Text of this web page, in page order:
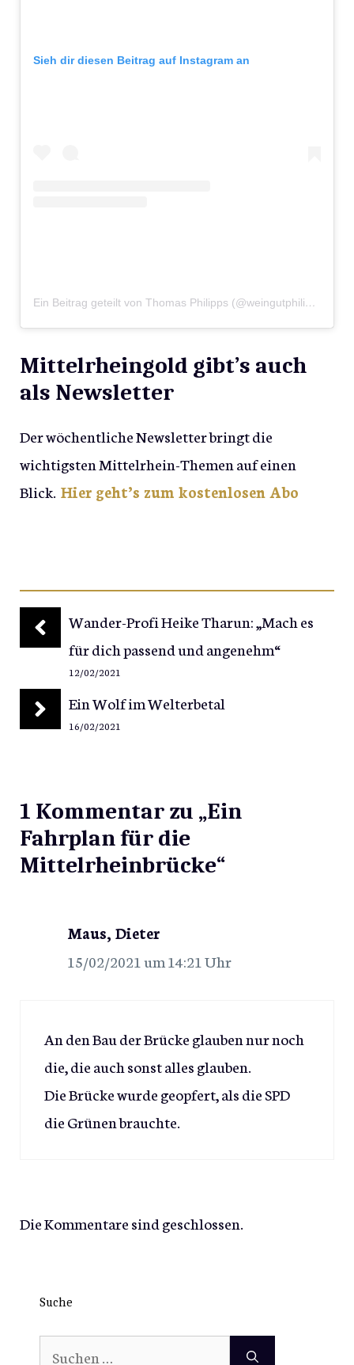
Sieh dir diesen Beitrag auf Instagram an
Ein Beitrag geteilt von Thomas Philipps (@weingutphilippsmuehle)
Mittelrheingold gibt’s auch
als Newsletter
Der wöchentliche Newsletter bringt die
wichtigsten Mittelrhein-Themen auf einen
Blick. Hier geht’s zum kostenlosen Abo
Wander-Profi Heike Tharun: „Mach es
für dich passend und angenehm“
12/02/2021
Ein Wolf im Welterbetal
16/02/2021
1 Kommentar zu „Ein
Fahrplan für die
Mittelrheinbrücke“
Maus, Dieter
15/02/2021 um 14:21 Uhr
An den Bau der Brücke glauben nur noch
die, die auch sonst alles glauben.
Die Brücke wurde geopfert, als die SPD
die Grünen brauchte.
Die Kommentare sind geschlossen.
Suche
Suchen